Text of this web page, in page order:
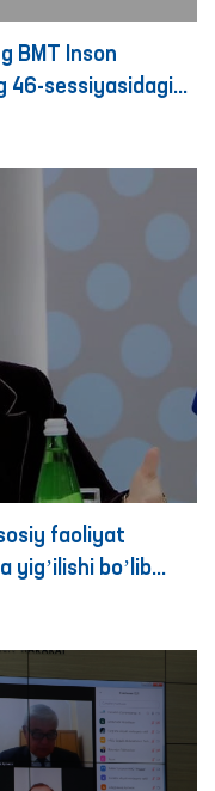
BMT Inson
46-sessiyasidagi
boʼyicha
faoliyat
yigʼilishi boʼlib